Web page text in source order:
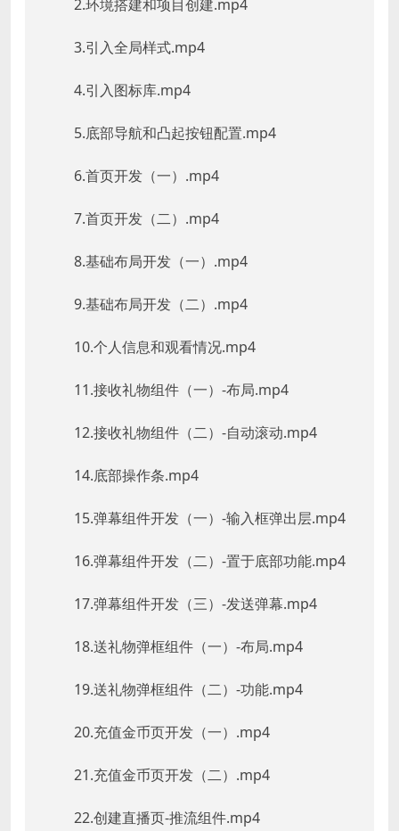
2.环境搭建和项目创建.mp4
3.引入全局样式.mp4
4.引入图标库.mp4
5.底部导航和凸起按钮配置.mp4
6.首页开发（一）.mp4
7.首页开发（二）.mp4
8.基础布局开发（一）.mp4
9.基础布局开发（二）.mp4
10.个人信息和观看情况.mp4
11.接收礼物组件（一）-布局.mp4
12.接收礼物组件（二）-自动滚动.mp4
14.底部操作条.mp4
15.弹幕组件开发（一）-输入框弹出层.mp4
16.弹幕组件开发（二）-置于底部功能.mp4
17.弹幕组件开发（三）-发送弹幕.mp4
18.送礼物弹框组件（一）-布局.mp4
19.送礼物弹框组件（二）-功能.mp4
20.充值金币页开发（一）.mp4
21.充值金币页开发（二）.mp4
22.创建直播页-推流组件.mp4